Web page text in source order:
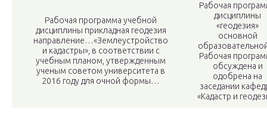
Рабочая программа учебной
дисциплины прикладная геодезия
направление…«Землеустройство
и кадастры», в соответствии с
учебным планом, утвержденным
ученым советом университета в
2016 году для очной формы…
Рабочая
дисциплины
«геодезия»
основной
Рабочая
обсуждена и
одобрена на
заседании
«Кадастр и